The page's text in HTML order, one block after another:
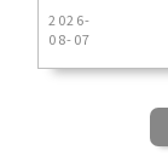
2026-
08-07